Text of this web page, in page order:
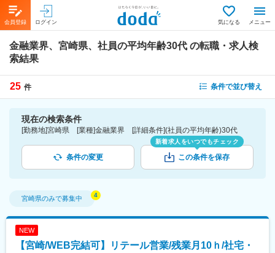
会員登録 ログイン 気になる メニュー
金融業界、宮崎県、社員の平均年齢30代 の転職・求人検
索結果
25 件 条件で並び替え
現在の検索条件
[勤務地]宮崎県 [業種]金融業界 [詳細条件](社員の平均年齢)30代
条件の変更
新着求人をいつでもチェック
この条件を保存
宮崎県のみで募集中
NEW
【宮崎/WEB完結可】リテール営業/残業月10ｈ/社宅・